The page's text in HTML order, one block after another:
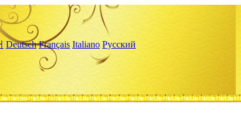
Deutsch Français Italiano Русский